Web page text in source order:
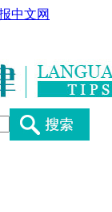
中文网